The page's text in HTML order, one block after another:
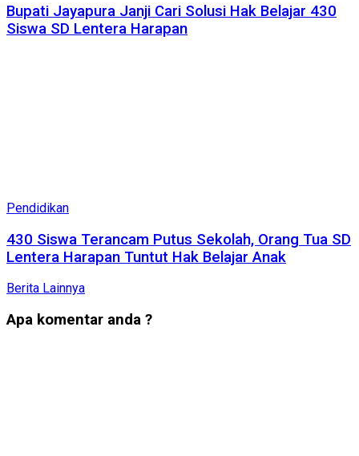
Bupati Jayapura Janji Cari Solusi Hak Belajar 430
Siswa SD Lentera Harapan
Pendidikan
430 Siswa Terancam Putus Sekolah, Orang Tua SD
Lentera Harapan Tuntut Hak Belajar Anak
Berita Lainnya
Apa komentar anda ?